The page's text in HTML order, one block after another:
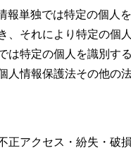
単独では特定の個人
それにより特定の個
特定の個人を識別
情報保護法その他の
アクセス・紛失・破